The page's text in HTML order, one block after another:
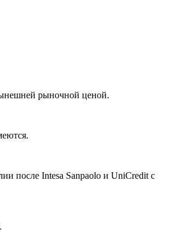
рыночной ценой.
после Intesa Sanpaolo и UniCredit с